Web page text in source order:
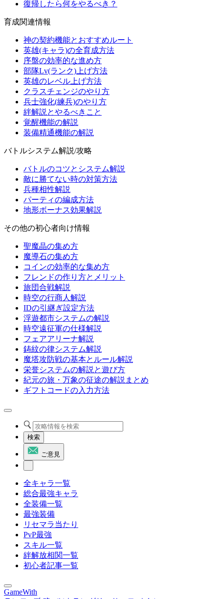
復帰したら何をやるべき？
育成関連情報
神の契約機能とおすすめルート
英雄(キャラ)の全育成方法
序盤の効率的な進め方
部隊Lv(ランク)上げ方法
英雄のレベル上げ方法
クラスチェンジのやり方
兵士強化(練兵)のやり方
絆解説とやるべきこと
覚醒機能の解説
装備精通機能の解説
バトルシステム解説/攻略
バトルのコツとシステム解説
敵に勝てない時の対策方法
兵種相性解説
パーティの編成方法
地形ボーナス効果解説
その他の初心者向け情報
聖魔晶の集め方
魔導石の集め方
コインの効率的な集め方
フレンドの作り方とメリット
旅団合戦解説
時空の行商人解説
IDの引継ぎ設定方法
浮遊都市システムの解説
時空遠征軍の仕様解説
フェアアリーナ解説
鋳紋の律システム解説
魔塔攻防戦の基本とルール解説
栄誉システムの解説と遊び方
紀元の旅・万象の征途の解説まとめ
ギフトコードの入力方法
検索
ご意見
全キャラ一覧
総合最強キャラ
全装備一覧
最強装備
リセマラ当たり
PvP最強
スキル一覧
絆解放相関一覧
初心者記事一覧
GameWith